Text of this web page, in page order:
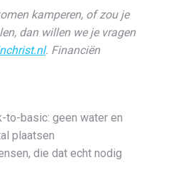
kamperen, of zou je
dan willen we je vragen
. Financiën
to-basic: geen water en
plaatsen
die dat echt nodig